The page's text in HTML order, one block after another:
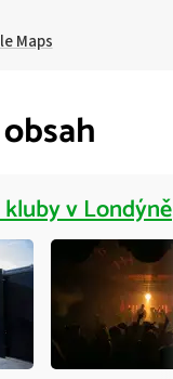
Maps
v Londýně